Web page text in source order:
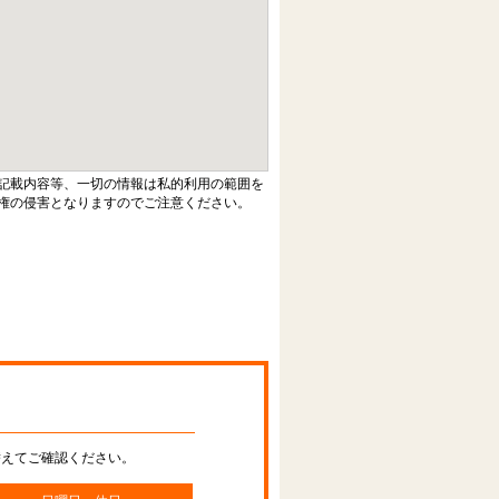
載内容等、一切の情報は私的利用の範囲を
侵害となりますのでご注意ください。
てご確認ください。